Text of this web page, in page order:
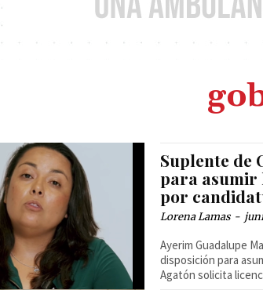
Suplente de
para asumir
por
Lorena Lamas -
Ayerim Guadalupe
disposición para
Agatón solicita